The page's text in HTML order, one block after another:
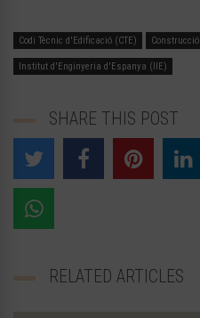
Codi Tècnic d'Edificació (CTE) Construcció
Institut d'Enginyeria d'Espanya (IIE)
SHARE THIS POST
RELATED ARTICLES